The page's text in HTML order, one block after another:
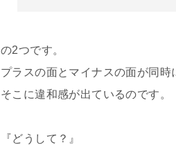
の2つです。
プラスの面とマイナスの面が同時
そこに違和感が出ているのです。
『どうして？』